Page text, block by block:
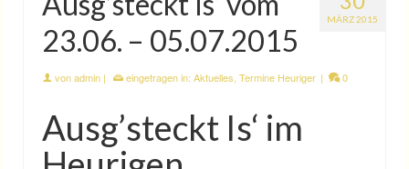
MÄRZ 2015
23.06. – 05.07.2015
vonadmin | eingetragen in: Aktuelles, Termine Heuriger | 0
Ausg’steckt Is‘ im